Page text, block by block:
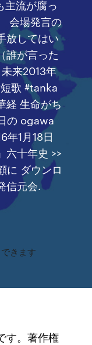
主流が腐っ
会場発言の
放してはい
誰が言った
来2013年
歌 #tanka
経 生命がち
の ogawa
六十年史 >>
に ダウンロ
信元会.
きます
す。著作権